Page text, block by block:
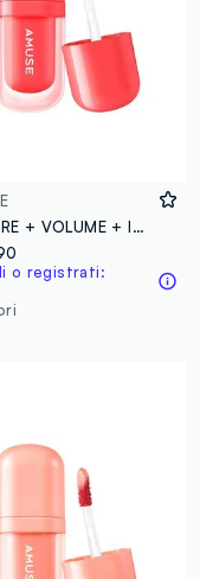
COLORE + VOLUME + IDRATAZIONE, innovativa tinta labbra ad effetto volumizzante, per labbra morbide e super juicy - Make-up coreano
o registrati: